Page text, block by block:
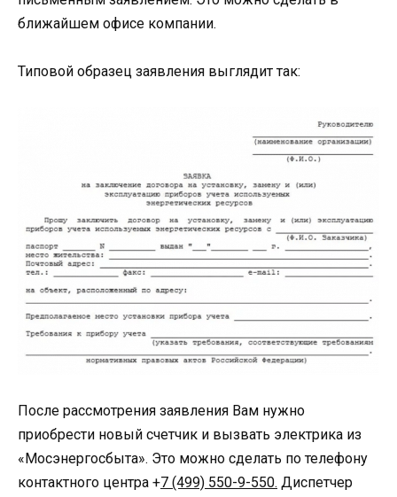
ближайшем офисе компании.
Типовой образец заявления выглядит так:
После рассмотрения заявления Вам нужно
приобрести новый счетчик и вызвать электрика из
«Мосэнергосбыта». Это можно сделать по телефону
контактного центра +7 (499) 550-9-550. Диспетчер